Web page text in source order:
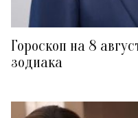
Гороскоп на 8
зодиака